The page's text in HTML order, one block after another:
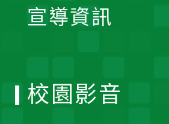
宣導資訊
校園影音